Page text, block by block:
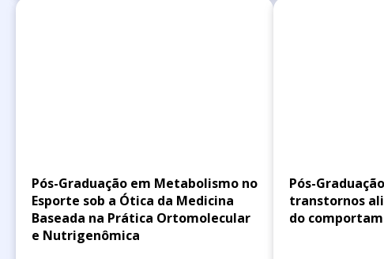
Pós-Graduação em Metabolismo no
Esporte sob a Ótica da Medicina
Baseada na Prática Ortomolecular
e Nutrigenômica
Pós-
transtornos
do